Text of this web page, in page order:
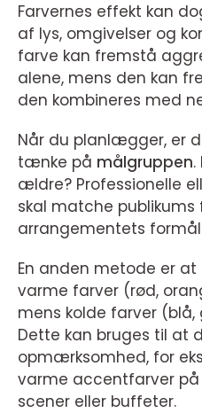
Farvernes effekt kan
af lys, omgivelser og
farve kan fremstå
alene, mens den kan
den kombineres med
Når du planlægger, er
tænke på målgruppen
ældre? Professionelle
skal matche
arrangementets
En anden metode er
varme farver (rød,
mens kolde farver
Dette kan bruges til at
opmærksomhed, for
varme accentfarver
scener eller buffeter.